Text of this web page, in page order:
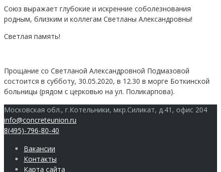
Союз выражает глубокие и искренние соболезнования
родным, близким и коллегам Светланы Александровны!
Светлая память!
Прощание со Светланой Александровной Подмазовой
состоится в субботу, 30.05.2020, в 12.30 в морге Боткинской
больницы (рядом с церковью на ул. Поликарпова).
Московская обл., г.Котельники, мкр.Силикат, д.41, офис 204
info@concreteunion.ru
8(495)-796-80-40
Вакансии
Контакты
Карта сайта